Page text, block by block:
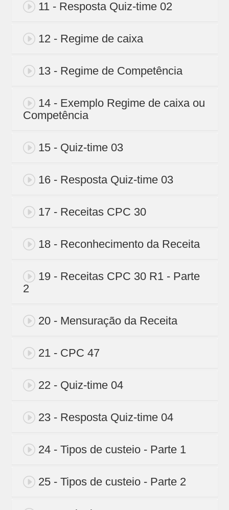
11 - Resposta Quiz-time 02
12 - Regime de caixa
13 - Regime de Competência
14 - Exemplo Regime de caixa ou
Competência
15 - Quiz-time 03
16 - Resposta Quiz-time 03
17 - Receitas CPC 30
18 - Reconhecimento da Receita
19 - Receitas CPC 30 R1 - Parte
2
20 - Mensuração da Receita
21 - CPC 47
22 - Quiz-time 04
23 - Resposta Quiz-time 04
24 - Tipos de custeio - Parte 1
25 - Tipos de custeio - Parte 2